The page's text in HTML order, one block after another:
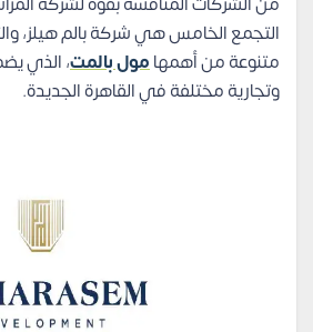
التجمع الخامس هي شركة بالم هيلز،
متنوعة من أهمهامول بالمت، الذي
وتجارية مختلفة في القاهرة الجديدة.